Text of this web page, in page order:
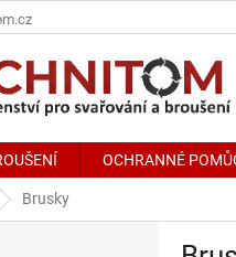
OCHRANNÉ
Brusky